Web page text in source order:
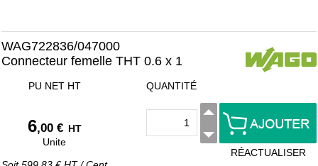
WAG722836/047000
Connecteur femelle THT 0.6 x 1
PU NET HT
6,00 € HT
Unite
QUANTITÉ
RÉACTUALISER